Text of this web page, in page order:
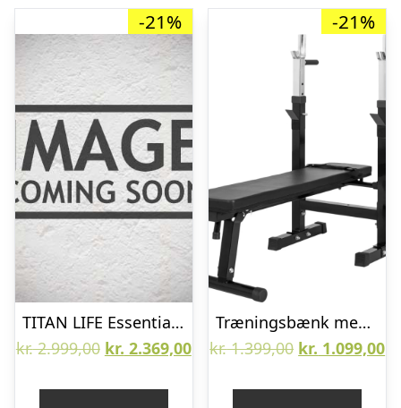
-21%
TITAN LIFE Essential Bench II Justerbar Bænkpres
kr.2.999,00 Den
kr. 2.369,00Den
-21%
Træningsbænk med bænkpres stativ (sort)
kr.1.399,00 Den
kr. 1.099,00